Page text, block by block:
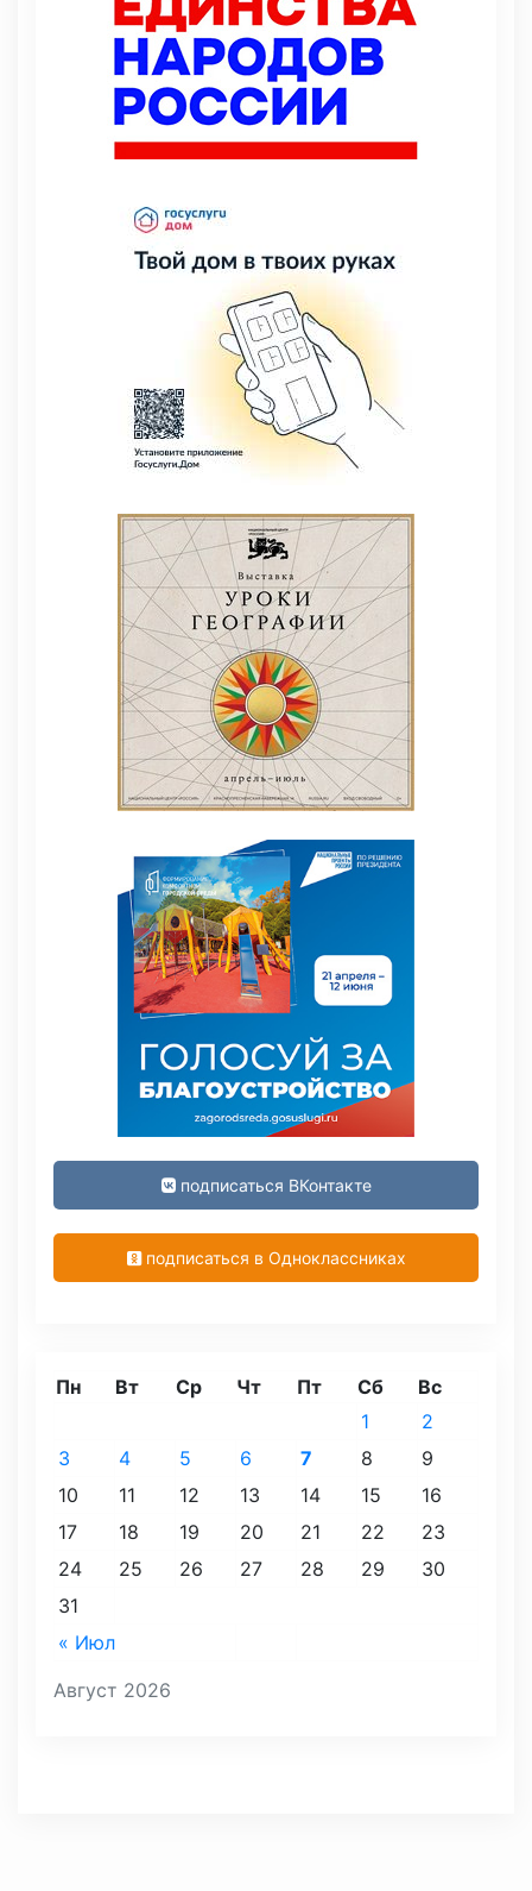
подписаться ВКонтакте
подписаться в Одноклассниках
Август 2026
Пн Вт Ср Чт Пт Сб Вс
« Июл
1
2
3
4 5 6 7 8
9
10
11 12 13 14 15
16
17
18 19 20 21 22
23
24
25 26 27 28 29
30
31